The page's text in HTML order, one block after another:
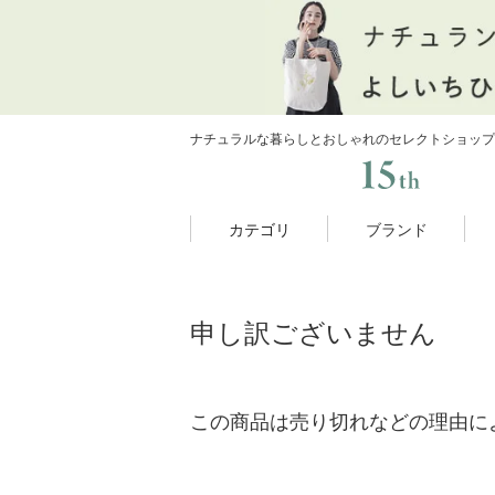
ナチュラルな暮らしとおしゃれのセレクトショップ
カテゴリ ブランド
申し訳ございません
この商品は売り切れなどの理由